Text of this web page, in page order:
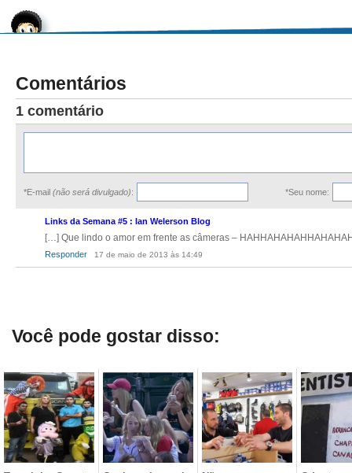
Comentários
1 comentário
*E-mail (não será divulgado): *Seu nome:
Links da Semana #5 : Ian Welerson Blog
17 de maio de 2013 às 14:49
[…] Que lindo o amor em frente as câmeras –
Responder
Você pode gostar disso: